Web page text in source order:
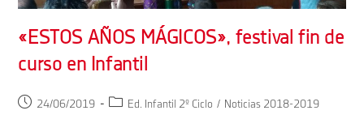
«ESTOS AÑOS MÁGICOS», festival fin de
curso en Infantil
Publicación
24/06/2019
CategoríaEd. Infantil 2º Ciclo / Noticias 2018-2019